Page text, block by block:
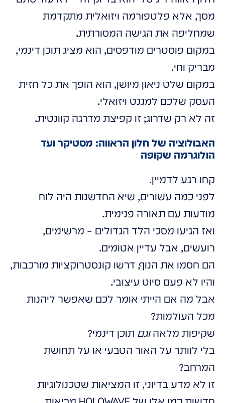
מסך, אלא פלטפורמה ויזואלית מתקדמת
שמחליפה את הגישה המסורתית.
במקום פוסטרים מודפסים, הוא מציג תוכן דינמי,
מבריק וחי.
במקום שלט ניאון מיושן, הוא הופך את כל חזית
העסק שלכם למגנט ויזואלי.
זה לא רק שדרוג; זו קפיצת מדרגה קוונטית.
האבולוציה של חלון הראווה: מסטיקר ועד
הולוגרמה שקופה
קחו רגע לדמיין.
לפני כמה עשורים, שיא החדשנות היה לוח
מודעות עם תאורה פנימית.
ואז הגיעו מסכי הלד הגדולים – מרשימים,
רועשים, אבל עדיין אטומים.
הם חסמו את הנוף, דרשו קונסטרוקציות מורכבות,
והיו לא פעם סיוט עיצובי.
אבל מה אם הייתי אומר לכם שאפשר ליהנות
מכל העולמות?
שקיפות מלאהוגם תוכן דינמי?
בלי לוותר על האור הטבעי או על תחושת
המרחב?
זו לא מדע בדיוני, זו המציאות שטכנולוגיות